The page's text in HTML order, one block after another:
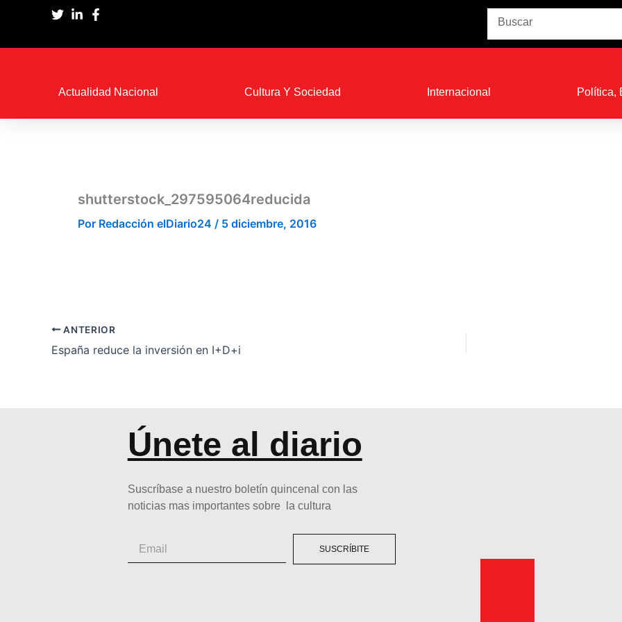
contenido
Actualidad Nacional Cultura Y Sociedad Internacional Política,
shutterstock_297595064reducida
Por Redacción elDiario24 / 5 diciembre, 2016
ANTERIOR
España reduce la inversión en I+D+i
Únete al diario
Suscríbase a nuestro boletín quincenal con las
noticias mas importantes sobre la cultura
SUSCRÍBITE